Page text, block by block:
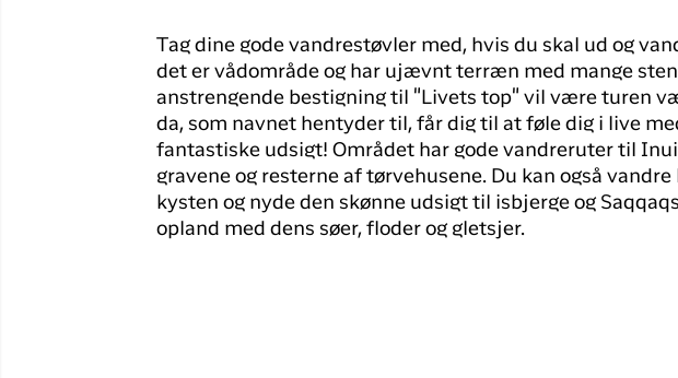
Tag dine gode vandrestøvler med, hvis du skal ud og
det er vådområde og har ujævnt terræn med mange
anstrengende bestigning til "Livets top" vil være turen
da, som navnet hentyder til, får dig til at føle dig i live
fantastiske udsigt! Området har gode vandreruter til
gravene og resterne af tørvehusene. Du kan også vandre
kysten og nyde den skønne udsigt til isbjerge og Saqqaqs
opland med dens søer, floder og gletsjer.